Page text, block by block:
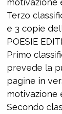
Terzo
e 3 copie
POESIE
Primo
prevede la
pagine in
motivazione
Secondo